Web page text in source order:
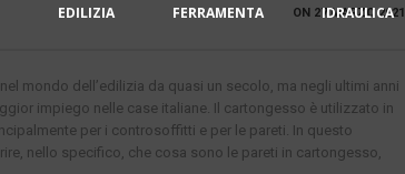
EDILIZIA FERRAMENTA IDRAULICA
ON 27 MARZO 2021
mondo dell’edilizia da quasi un secolo, ma negli ultimi anni
impiego nelle case italiane. Il cartongesso è utilizzato in
per i controsoffitti e per le pareti. In questo
nello specifico, che cosa sono le pareti in cartongesso,